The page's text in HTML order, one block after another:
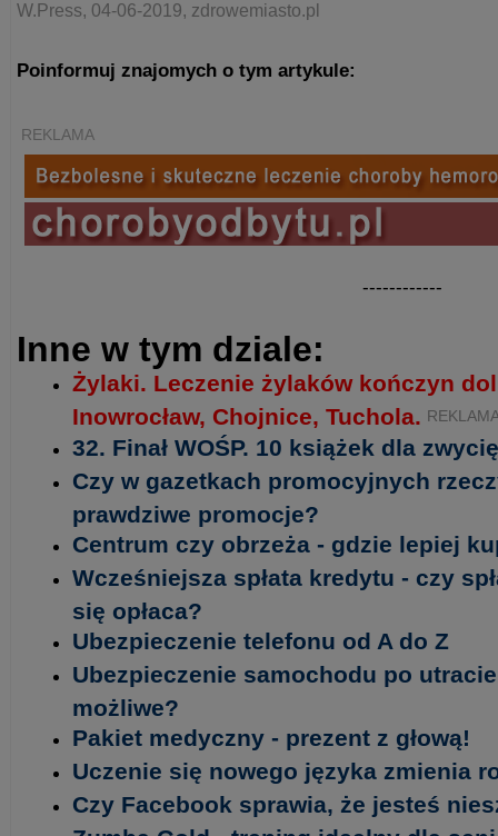
W.Press, 04-06-2019, zdrowemiasto.pl
Poinformuj znajomych o tym artykule:
REKLAMA
------------
Inne w tym dziale:
Żylaki. Leczenie żylaków kończyn
Inowrocław, Chojnice, Tuchola.
32. Finał WOŚP. 10 książek dla
Czy w gazetkach promocyjnych
prawdziwe promocje?
Centrum czy obrzeża - gdzie lepiej
Wcześniejsza spłata kredytu - czy
się opłaca?
Ubezpieczenie telefonu od A do Z
Ubezpieczenie samochodu po
możliwe?
Pakiet medyczny - prezent z głową!
Uczenie się nowego języka zmienia
Czy Facebook sprawia, że jesteś